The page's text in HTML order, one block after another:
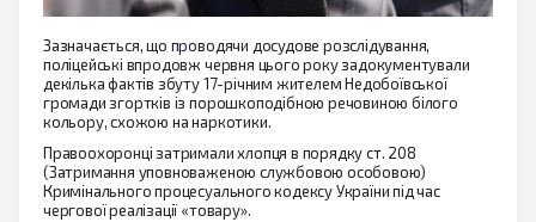
Зазначається, що проводячи досудове розслідування,
поліцейські впродовж червня цього року задокументували
декілька фактів збуту 17-річним жителем Недобоївської
громади згортків із порошкоподібною речовиною білого
кольору, схожою на наркотики.
Правоохоронці затримали хлопця в порядку ст. 208
(Затримання уповноваженою службовою особовою)
Кримінального процесуального кодексу України під час
чергової реалізації «товару».